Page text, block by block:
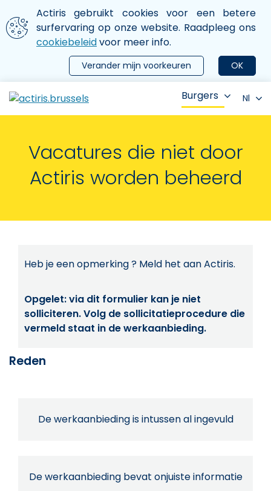
Aller au contenu principal
We gebruiken cookies
Actiris gebruikt cookies voor een betere
surfervaring op onze website. Raadpleeg ons
cookiebeleidvoor meer info.
OK
Verander mijn voorkeuren
le menu
Burgers Nl
Vacatures die niet door
Actiris worden beheerd
Heb je een opmerking ? Meld het aan Actiris.
Opgelet: via dit formulier kan je niet
solliciteren. Volg de sollicitatieprocedure die
vermeld staat in de werkaanbieding.
Reden
De werkaanbieding is intussen al ingevuld
De werkaanbieding bevat onjuiste informatie